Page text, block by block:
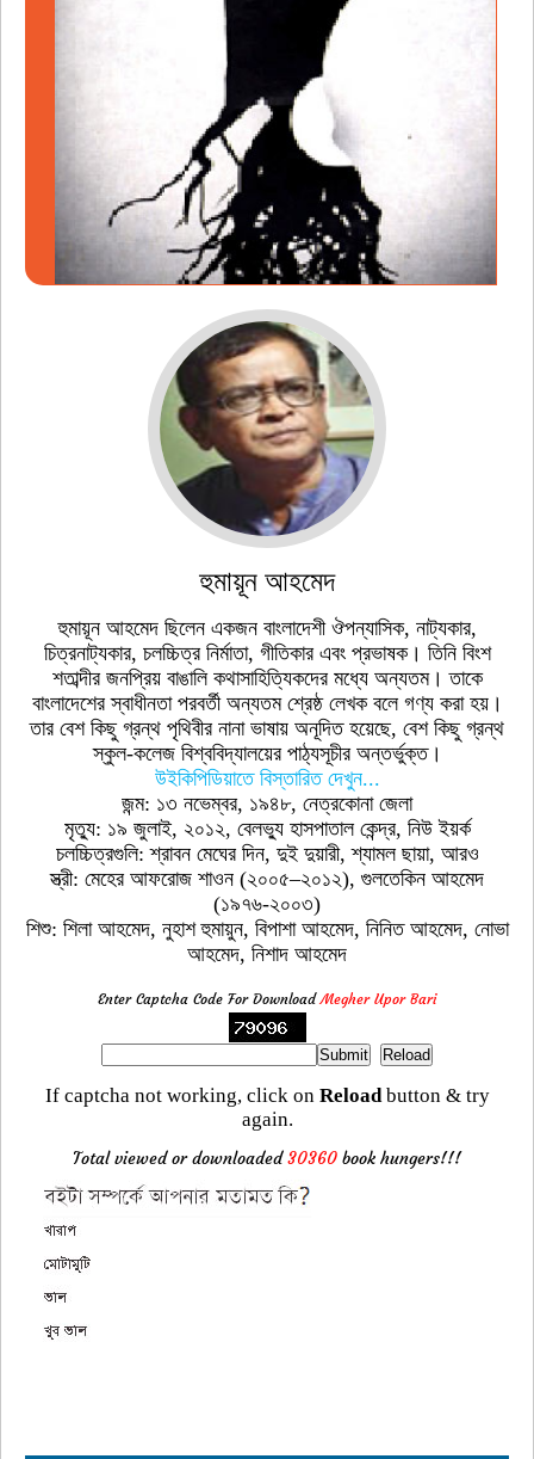
হুমায়ূন আহমেদ
হুমায়ূন আহমেদ ছিলেন একজন বাংলাদেশী ঔপন্যাসিক, নাট্যকার,
চিত্রনাট্যকার, চলচ্চিত্র নির্মাতা, গীতিকার এবং প্রভাষক। তিনি বিংশ
শতাব্দীর জনপ্রিয় বাঙালি কথাসাহিত্যিকদের মধ্যে অন্যতম। তাকে
বাংলাদেশের স্বাধীনতা পরবর্তী অন্যতম শ্রেষ্ঠ লেখক বলে গণ্য করা হয়।
তার বেশ কিছু গ্রন্থ পৃথিবীর নানা ভাষায় অনূদিত হয়েছে, বেশ কিছু গ্রন্থ
স্কুল-কলেজ বিশ্ববিদ্যালয়ের পাঠ্যসূচীর অন্তর্ভুক্ত।
উইকিপিডিয়াতে বিস্তারিত দেখুন...
জন্ম: ১৩ নভেম্বর, ১৯৪৮, নেত্রকোনা জেলা
মৃত্যু: ১৯ জুলাই, ২০১২, বেলভ্যু হাসপাতাল কেন্দ্র, নিউ ইয়র্ক
চলচ্চিত্রগুলি: শ্রাবন মেঘের দিন, দুই দুয়ারী, শ্যামল ছায়া, আরও
স্ত্রী: মেহের আফরোজ শাওন (২০০৫–২০১২), গুলতেকিন আহমেদ
(১৯৭৬-২০০৩)
শিশু: শিলা আহমেদ, নুহাশ হুমায়ুন, বিপাশা আহমেদ, নিনিত আহমেদ, নোভা
আহমেদ, নিশাদ আহমেদ
Enter Captcha Code For Download Megher Upor Bari
If captcha not working, click on Reloadbutton & try
again.
Total viewed or downloaded30360 book hungers!!!